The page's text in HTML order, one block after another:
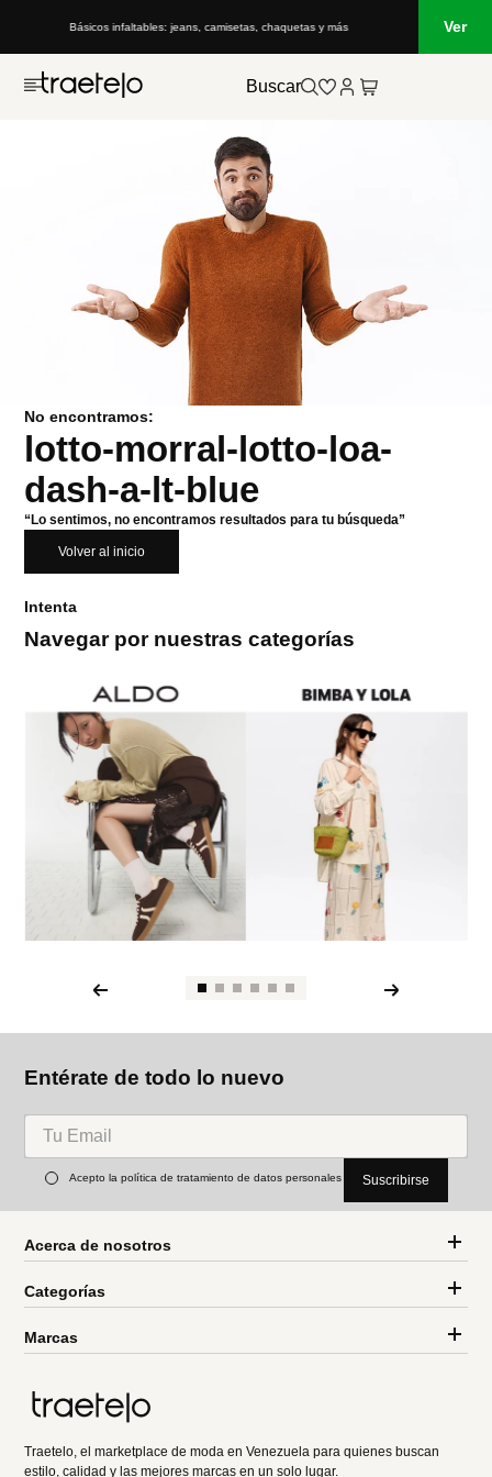
Básicos infaltables: jeans, camisetas, chaquetas y más Ver
Buscar
No encontramos:
lotto-morral-lotto-loa-
dash-a-lt-blue
“Lo sentimos, no encontramos resultados para tu búsqueda”
Volver al inicio
Intenta
Navegar por nuestras categorías
Entérate de todo lo nuevo
Acepto la política de tratamiento de datos personales Suscribirse
Acerca de nosotros
Categorías
Marcas
Traetelo, el marketplace de moda en Venezuela para quienes buscan
estilo, calidad y las mejores marcas en un solo lugar.